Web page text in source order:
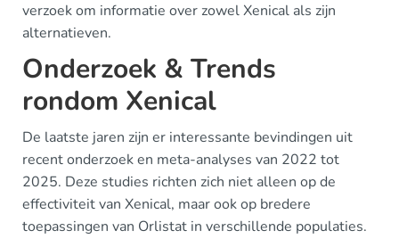
verzoek om informatie over zowel Xenical als zijn
alternatieven.
Onderzoek & Trends
rondom Xenical
De laatste jaren zijn er interessante bevindingen uit
recent onderzoek en meta-analyses van 2022 tot
2025. Deze studies richten zich niet alleen op de
effectiviteit van Xenical, maar ook op bredere
toepassingen van Orlistat in verschillende populaties.